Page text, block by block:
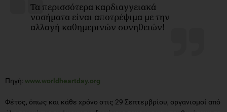
Τα περισσότερα καρδιαγγειακά
νοσήματα είναι αποτρέψιμα με την
αλλαγή καθημερινών συνηθειών!
Πηγή: www.worldheartday.org
Φέτος, όπως και κάθε χρόνο στις 29 Σεπτεμβρίου, οργανισμοί από